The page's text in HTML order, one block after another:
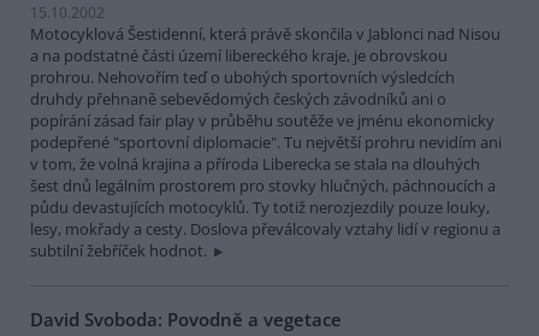
15.10.2002
Motocyklová Šestidenní, která právě skončila v Jablonci nad Nisou
a na podstatné části území libereckého kraje, je obrovskou
prohrou. Nehovořím teď o ubohých sportovních výsledcích
druhdy přehnaně sebevědomých českých závodníků ani o
popírání zásad fair play v průběhu soutěže ve jménu ekonomicky
podepřené "sportovní diplomacie". Tu největší prohru nevidím ani
v tom, že volná krajina a příroda Liberecka se stala na dlouhých
šest dnů legálním prostorem pro stovky hlučných, páchnoucích a
půdu devastujících motocyklů. Ty totiž nerozjezdily pouze louky,
lesy, mokřady a cesty. Doslova převálcovaly vztahy lidí v regionu a
subtilní žebříček hodnot.
David Svoboda: Povodně a vegetace